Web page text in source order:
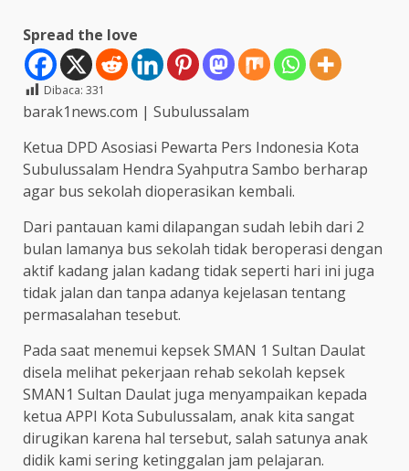
Spread the love
Dibaca: 331
barak1news.com | Subulussalam
Ketua DPD Asosiasi Pewarta Pers Indonesia Kota
Subulussalam Hendra Syahputra Sambo berharap
agar bus sekolah dioperasikan kembali.
Dari pantauan kami dilapangan sudah lebih dari 2
bulan lamanya bus sekolah tidak beroperasi dengan
aktif kadang jalan kadang tidak seperti hari ini juga
tidak jalan dan tanpa adanya kejelasan tentang
permasalahan tesebut.
Pada saat menemui kepsek SMAN 1 Sultan Daulat
disela melihat pekerjaan rehab sekolah kepsek
SMAN1 Sultan Daulat juga menyampaikan kepada
ketua APPI Kota Subulussalam, anak kita sangat
dirugikan karena hal tersebut, salah satunya anak
didik kami sering ketinggalan jam pelajaran.